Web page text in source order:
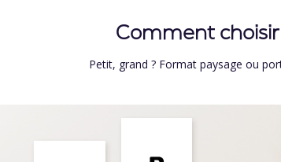
Comment
Petit, grand ? Format paysage ou